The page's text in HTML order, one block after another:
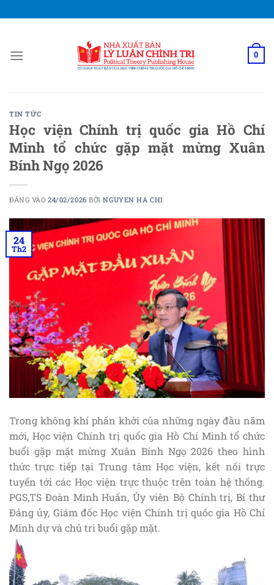
qua
dung
0
TIN TỨC
Học viện Chính trị quốc gia Hồ Chí
Minh tổ chức gặp mặt mừng Xuân
Bính Ngọ 2026
ĐĂNG VÀO24/02/2026 BỞINGUYEN HA CHI
24
Th2
Trong không khí phấn khởi của những ngày đầu năm
mới, Học viện Chính trị quốc gia Hồ Chí Minh tổ chức
buổi gặp mặt mừng Xuân Bính Ngọ 2026 theo hình
thức trực tiếp tại Trung tâm Học viện, kết nối trực
tuyến tới các Học viện trực thuộc trên toàn hệ thống.
PGS,TS Đoàn Minh Huấn, Ủy viên Bộ Chính trị, Bí thư
Đảng ủy, Giám đốc Học viện Chính trị quốc gia Hồ Chí
Minh dự và chủ trì buổi gặp mặt.